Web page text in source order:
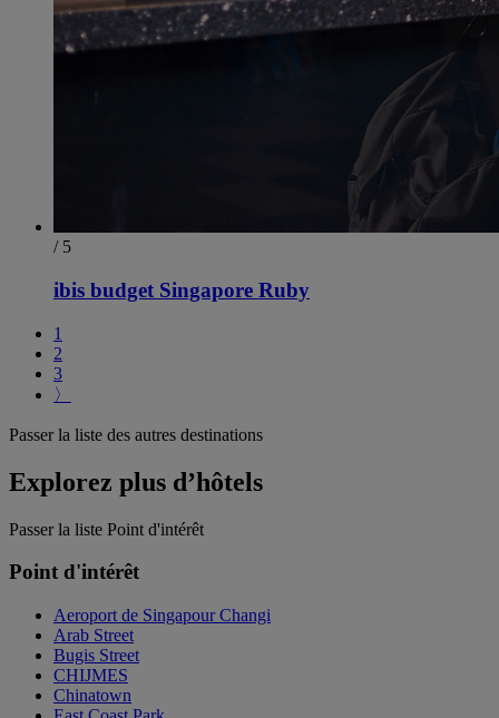
/ 5
ibis budget Singapore Ruby
1
2
3
〉
Passer la liste des autres destinations
Explorez plus d’hôtels
Passer la liste Point d'intérêt
Point d'intérêt
Aeroport de Singapour Changi
Arab Street
Bugis Street
CHIJMES
Chinatown